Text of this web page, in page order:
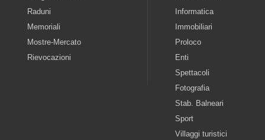
Raduni
Memoriali
Mostre-Mercato
Rievocazioni
Informatica
Immobiliari
Proloco
Enti
Spettacoli
Fotografia
Stab. Balneari
Sport
Villaggi turistici